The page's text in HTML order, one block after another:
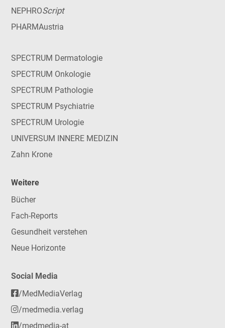
NEPHROScript
PHARMAustria
SPECTRUM Dermatologie
SPECTRUM Onkologie
SPECTRUM Pathologie
SPECTRUM Psychiatrie
SPECTRUM Urologie
UNIVERSUM INNERE MEDIZIN
Zahn Krone
Weitere
Bücher
Fach-Reports
Gesundheit verstehen
Neue Horizonte
Social Media
/MedMediaVerlag
/medmedia.verlag
/medmedia-at